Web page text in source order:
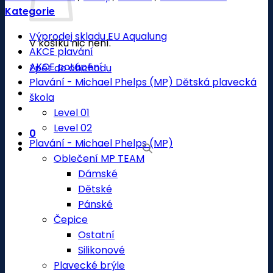
V košíku nic není.
Zpět do obchodu
0
Kategorie
Výprodej skladu EU Aqualung
AKCE plavání
AKCE potápění
Plavání - Michael Phelps (MP) Dětská plavecká
škola
Level 01
Level 02
Plavání - Michael Phelps (MP)
Oblečení MP TEAM
Dámské
Dětské
Pánské
Čepice
Ostatní
Silikonové
Plavecké brýle